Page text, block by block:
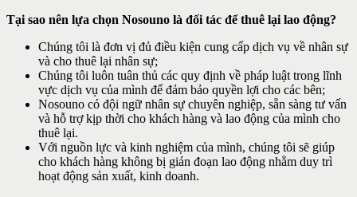
Tại sao nên lựa chọn Nosouno là đối tác để thuê lại lao động?
Chúng tôi là đơn vị đủ điều kiện cung cấp dịch vụ về nhân sự
và cho thuê lại nhân sự;
Chúng tôi luôn tuân thủ các quy định về pháp luật trong lĩnh
vực dịch vụ của mình để đảm bảo quyền lợi cho các bên;
Nosouno có đội ngữ nhân sự chuyên nghiệp, sẵn sàng tư vấn
và hỗ trợ kịp thời cho khách hàng và lao động của mình cho
thuê lại.
Với nguồn lực và kinh nghiệm của mình, chúng tôi sẽ giúp
cho khách hàng không bị gián đoạn lao động nhằm duy trì
hoạt động sản xuất, kinh doanh.